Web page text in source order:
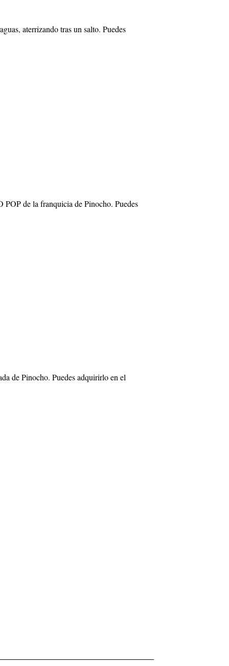
aterrizando tras un salto. Puedes
de la franquicia de Pinocho. Puedes
de Pinocho. Puedes adquirirlo en el